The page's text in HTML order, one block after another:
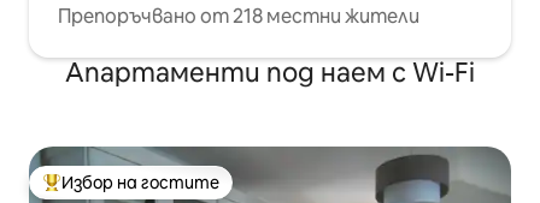
Препоръчвано от 218 местни жители
Апартаменти под наем с Wi-Fi
Най-популярен избор на гостите
Избор на гостите